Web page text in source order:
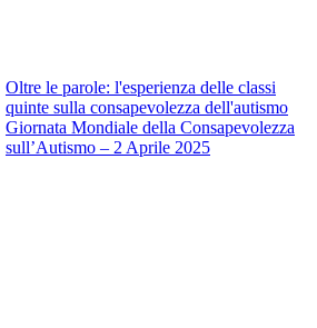
Oltre le parole: l'esperienza delle classi
quinte sulla consapevolezza dell'autismo
Giornata Mondiale della Consapevolezza
sull’Autismo – 2 Aprile 2025